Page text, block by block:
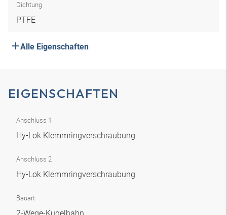
Dichtung
PTFE
Alle Eigenschaften
EIGENSCHAFTEN
Anschluss 1
Hy-Lok Klemmringverschraubung
Anschluss 2
Hy-Lok Klemmringverschraubung
Bauart